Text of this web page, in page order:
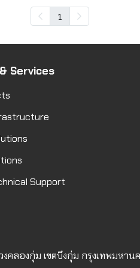
1
Services
Support
งคลองกุ่ม เขตบึงกุ่ม กรุงเทพมหาน